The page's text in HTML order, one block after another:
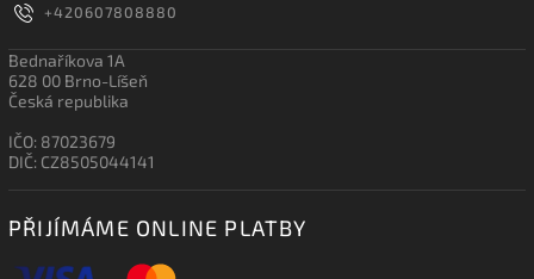
+420607808880
Bednaříkova 1A
628 00 Brno-Líšeň
Česká republika
IČO: 87023679
DIČ: CZ8505044141
PŘIJÍMÁME ONLINE PLATBY